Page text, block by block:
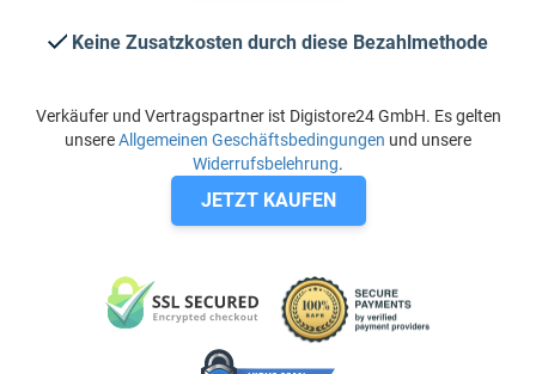
Keine Zusatzkosten durch diese Bezahlmethode
Verkäufer und Vertragspartner ist Digistore24 GmbH. Es gelten
unsereAllgemeinen Geschäftsbedingungen und unsere
Widerrufsbelehrung.
JETZT KAUFEN